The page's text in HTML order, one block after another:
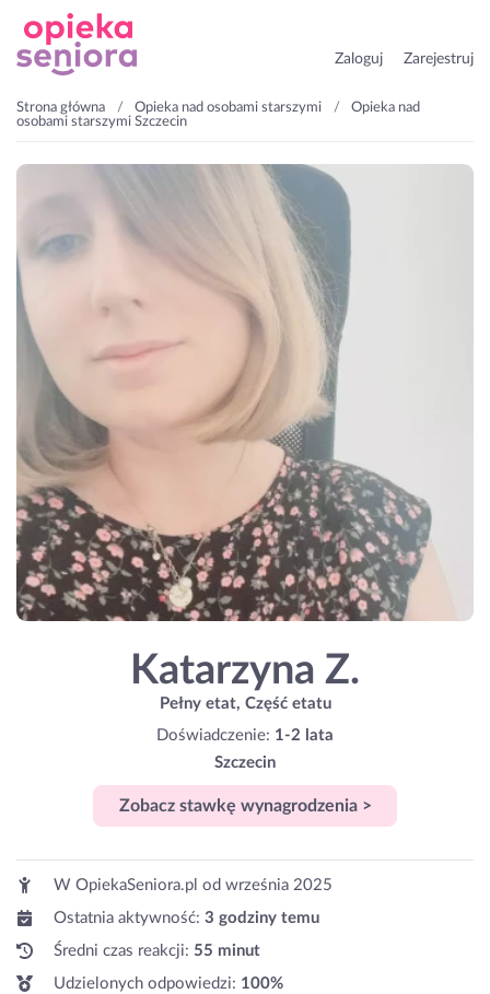
Zaloguj Zarejestruj
Strona główna Opieka nad osobami starszymi
Opieka nad
osobami starszymi Szczecin
Katarzyna Z.
Pełny etat, Część etatu
Doświadczenie: 1-2 lata
Szczecin
Zobacz stawkę wynagrodzenia >
W OpiekaSeniora.pl od września 2025
Ostatnia aktywność: 3 godziny temu
Średni czas reakcji: 55 minut
Udzielonych odpowiedzi: 100%